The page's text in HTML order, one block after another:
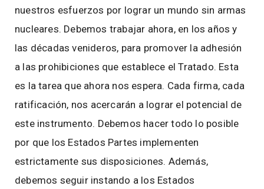
nuestros esfuerzos por lograr un mundo sin armas
nucleares. Debemos trabajar ahora, en los años y
las décadas venideros, para promover la adhesión
a las prohibiciones que establece el Tratado. Esta
es la tarea que ahora nos espera. Cada firma, cada
ratificación, nos acercarán a lograr el potencial de
este instrumento. Debemos hacer todo lo posible
por que los Estados Partes implementen
estrictamente sus disposiciones. Además,
debemos seguir instando a los Estados